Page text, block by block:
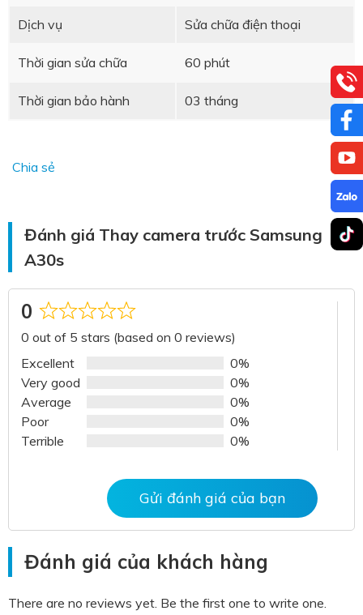
Dịch vụ Sửa chữa điện thoại
Thời gian sửa chữa 60 phút
Thời gian bảo hành 03 tháng
Chia sẻ
Đánh giá Thay camera trước Samsung
A30s
0
Rated
0
out
of
5
0 out of 5 stars (based on 0 reviews)
Excellent
0%
Very good
0%
Average
0%
Poor
0%
Terrible
0%
Gửi đánh giá của bạn
Đánh giá của khách hàng
There are no reviews yet. Be the first one to write one.